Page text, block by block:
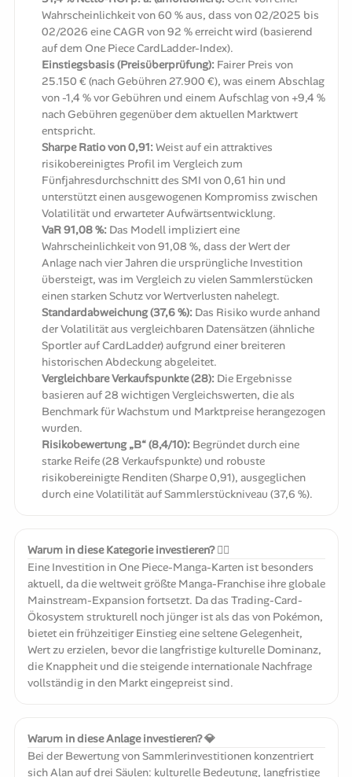
Wahrscheinlichkeit von 60 % aus, dass von 02/2025 bis
02/2026 eine CAGR von 92 % erreicht wird (basierend
auf dem One Piece CardLadder-Index).
Einstiegsbasis (Preisüberprüfung): Fairer Preis von
25.150 € (nach Gebühren 27.900 €), was einem Abschlag
von -1,4 % vor Gebühren und einem Aufschlag von +9,4 %
nach Gebühren gegenüber dem aktuellen Marktwert
entspricht.
Sharpe Ratio von 0,91: Weist auf ein attraktives
risikobereinigtes Profil im Vergleich zum
Fünfjahresdurchschnitt des SMI von 0,61 hin und
unterstützt einen ausgewogenen Kompromiss zwischen
Volatilität und erwarteter Aufwärtsentwicklung.
VaR 91,08 %: Das Modell impliziert eine
Wahrscheinlichkeit von 91,08 %, dass der Wert der
Anlage nach vier Jahren die ursprüngliche Investition
übersteigt, was im Vergleich zu vielen Sammlerstücken
einen starken Schutz vor Wertverlusten nahelegt.
Standardabweichung (37,6 %): Das Risiko wurde anhand
der Volatilität aus vergleichbaren Datensätzen (ähnliche
Sportler auf CardLadder) aufgrund einer breiteren
historischen Abdeckung abgeleitet.
Vergleichbare Verkaufspunkte (28): Die Ergebnisse
basieren auf 28 wichtigen Vergleichswerten, die als
Benchmark für Wachstum und Marktpreise herangezogen
wurden.
Risikobewertung „B“ (8,4/10): Begründet durch eine
starke Reife (28 Verkaufspunkte) und robuste
risikobereinigte Renditen (Sharpe 0,91), ausgeglichen
durch eine Volatilität auf Sammlerstückniveau (37,6 %).
Warum in diese Kategorie investieren? 🏴‍☠️
Eine Investition in One Piece-Manga-Karten ist besonders
aktuell, da die weltweit größte Manga-Franchise ihre globale
Mainstream-Expansion fortsetzt. Da das Trading-Card-
Ökosystem strukturell noch jünger ist als das von Pokémon,
bietet ein frühzeitiger Einstieg eine seltene Gelegenheit,
Wert zu erzielen, bevor die langfristige kulturelle Dominanz,
die Knappheit und die steigende internationale Nachfrage
vollständig in den Markt eingepreist sind.
Warum in diese Anlage investieren? 💎
Bei der Bewertung von Sammlerinvestitionen konzentriert
sich Alan auf drei Säulen: kulturelle Bedeutung, langfristige